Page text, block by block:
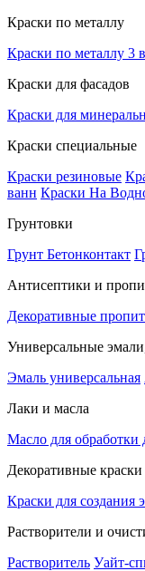
Краски по металлу
Краски по металлу 3
Краски для фасадов
Краски для
Краски специальные
Краски резиновые
ванн Краски На
Грунтовки
Грунт Бетонконтакт
Антисептики и
Декоративные
Универсальные
Эмаль универсальная
Лаки и масла
Масло для обработки
Декоративные
Краски для создания
Растворители и
Растворитель Уайт-